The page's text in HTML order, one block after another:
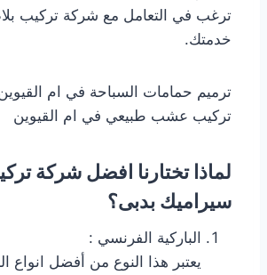
ترغب في التعامل مع شركة تركيب
خدمتك.
ترميم حمامات السباحة في ام
تركيب عشب طبيعي في ام القيوين
لماذا تختارنا افضل شركة
سيراميك بدبى؟
الباركية الفرنسي :
يعتبر هذا النوع من أفضل انواع